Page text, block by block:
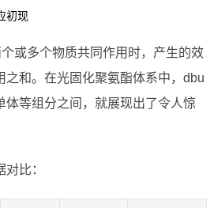
初现
个或多个物质共同作用时，产生的效
之和。在光固化聚氨酯体系中，dbu
体等组分之间，就展现出了令人惊
比：